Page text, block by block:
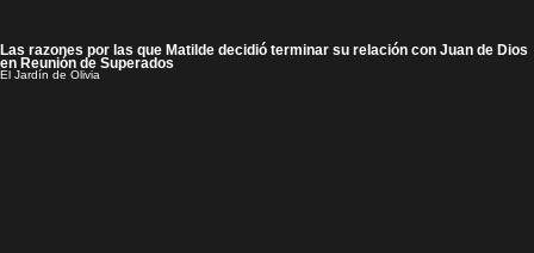
Las razones por las que Matilde decidió terminar su relación con Juan de Dios
en Reunión de Superados
El Jardín de Olivia